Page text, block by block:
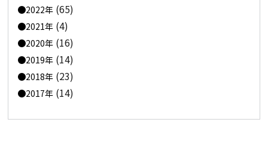
2022年 (65)
2021年 (4)
2020年 (16)
2019年 (14)
2018年 (23)
2017年 (14)